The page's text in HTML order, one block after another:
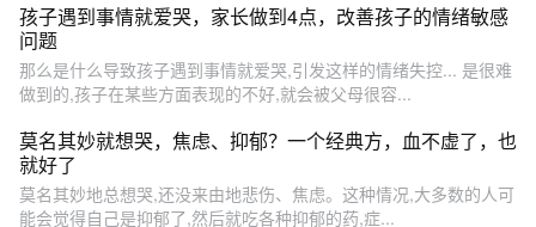
孩子遇到事情就爱哭，家长做到4点，改善孩子的情绪敏感
问题
那么是什么导致孩子遇到事情就爱哭,引发这样的情绪失控... 是很难
做到的,孩子在某些方面表现的不好,就会被父母很容...
莫名其妙就想哭，焦虑、抑郁？一个经典方，血不虚了，也
就好了
莫名其妙地总想哭,还没来由地悲伤、焦虑。这种情况,大多数的人可
能会觉得自己是抑郁了,然后就吃各种抑郁的药,症...